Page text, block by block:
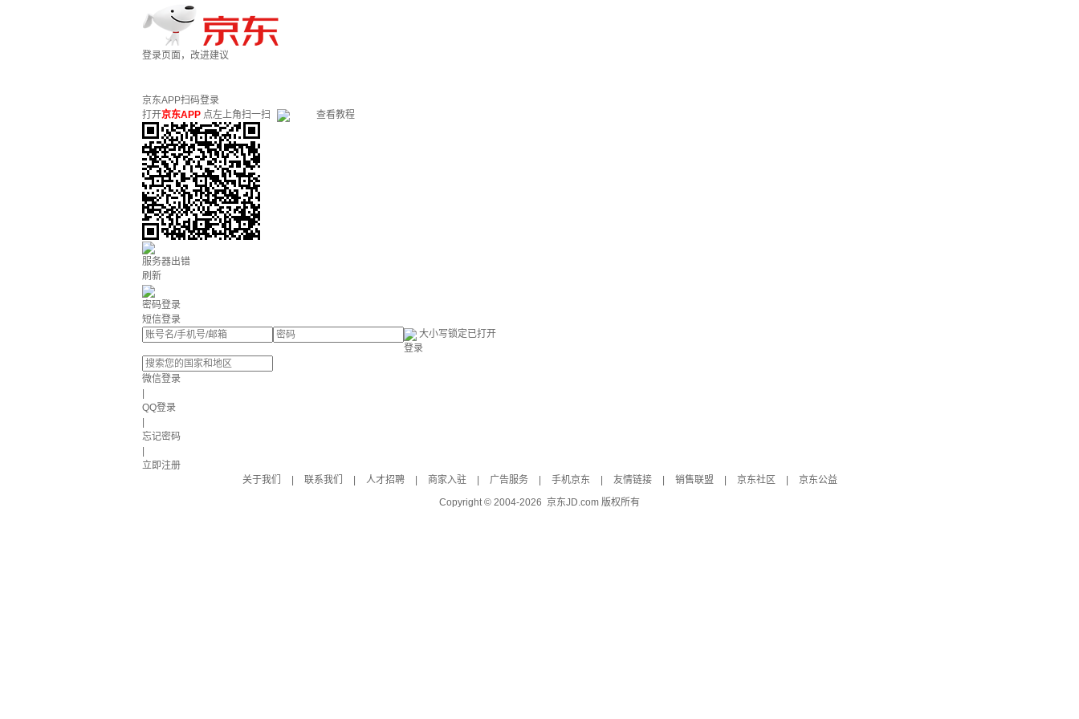
登录页面，改进建议
京东APP扫码登录
打开京东APP 点左上角扫一扫 查看教程
服务器出错
刷新
密码登录
短信登录
大小写锁定已打开
登录
微信登录
QQ登录
忘记密码
立即注册
关于我们
联系我们 人才招聘 商家入驻 广告服务 手机京东 友情链接 销售联盟 京东社区
京东公益
Copyright © 2004-2026 京东JD.com 版权所有